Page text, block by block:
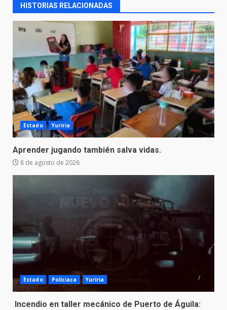
HISTORIAS RELACIONADAS
Estado Yuriria
Aprender jugando también salva vidas.
8 de agosto de 2026
Estado Policiaca Yuriria
Incendio en taller mecánico de Puerto de Águila: